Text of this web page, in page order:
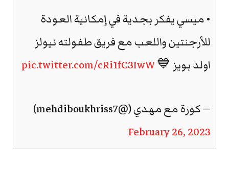
• ميسي يفكر بجدية في إمكانية العودة
للأرجنتين واللعب مع فريق طفولته نيولز
اولد بويز 💙pic.twitter.com/cRi1fC3IwW
— كورة مع مهدي (@mehdiboukhriss7)
February 26, 2023